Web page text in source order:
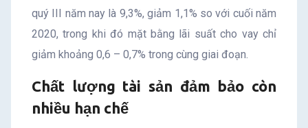
quý III năm nay là 9,3%, giảm 1,1% so với cuối năm
2020, trong khi đó mặt bằng lãi suất cho vay chỉ
giảm khoảng 0,6 – 0,7% trong cùng giai đoạn.
Chất lượng tài sản đảm bảo còn
nhiều hạn chế